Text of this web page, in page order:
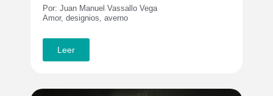
Por: Juan Manuel Vassallo Vega
Amor, designios, averno
Leer